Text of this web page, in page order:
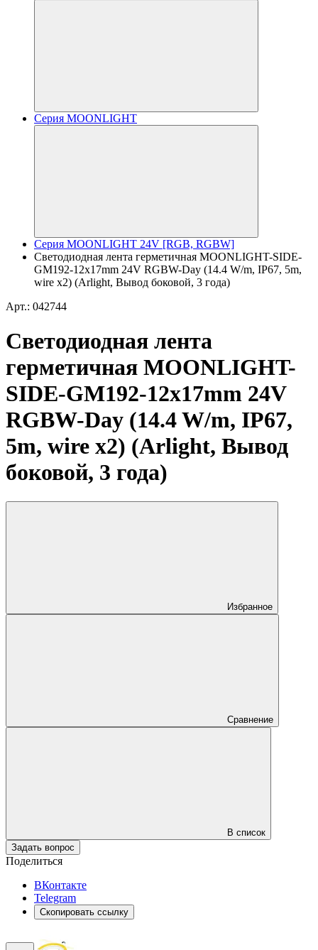
Серия MOONLIGHT
Серия MOONLIGHT 24V [RGB, RGBW]
Светодиодная лента герметичная MOONLIGHT-SIDE-
GM192-12x17mm 24V RGBW-Day (14.4 W/m, IP67, 5m,
wire x2) (Arlight, Вывод боковой, 3 года)
Арт.: 042744
Светодиодная лента
герметичная MOONLIGHT-
SIDE-GM192-12x17mm 24V
RGBW-Day (14.4 W/m, IP67,
5m, wire x2) (Arlight, Вывод
боковой, 3 года)
Избранное
Сравнение
В список
Задать вопрос
Поделиться
ВКонтакте
Telegram
Скопировать ссылку